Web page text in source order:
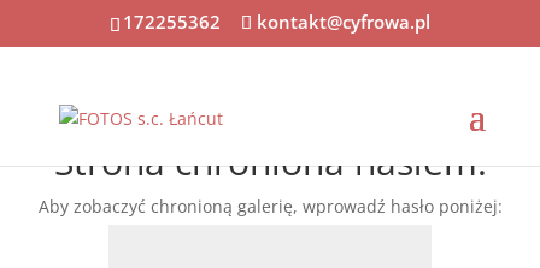
172255362 kontakt@cyfrowa.pl
Strona chroniona hasłem.
Aby zobaczyć chronioną galerię, wprowadź hasło poniżej: